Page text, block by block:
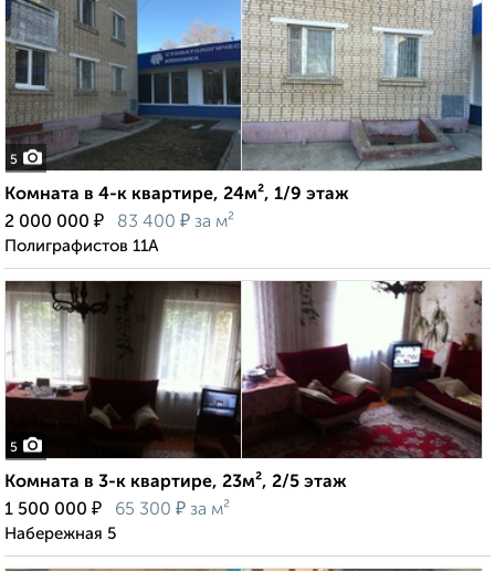
5
Комната в 4-к квартире, 24м², 1/9 этаж
2 000 000 ₽ 83 400 ₽ за м²
Полиграфистов 11А
5
Комната в 3-к квартире, 23м², 2/5 этаж
1 500 000 ₽ 65 300 ₽ за м²
Набережная 5